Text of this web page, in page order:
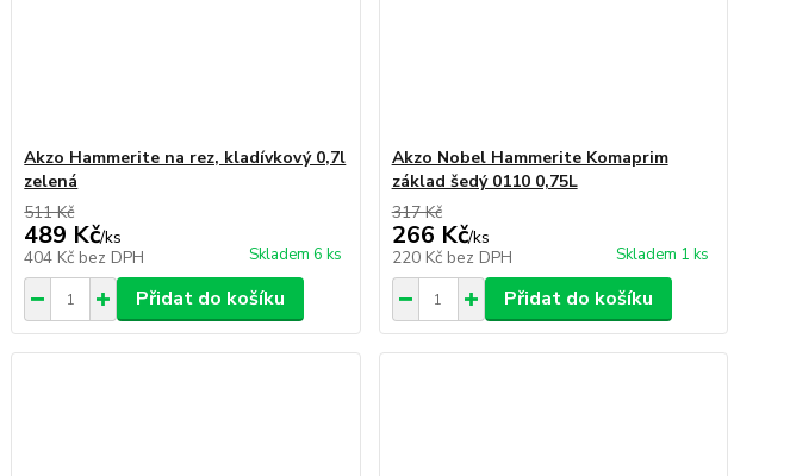
Akzo Hammerite na rez, kladívkový 0,7l
zelená
511 Kč
489 Kč/ks
404 Kč bez DPH Skladem 6 ks
Přidat do košíku
Akzo Nobel Hammerite Komaprim
základ šedý 0110 0,75L
317 Kč
266 Kč/ks
220 Kč bez DPH Skladem 1 ks
Přidat do košíku